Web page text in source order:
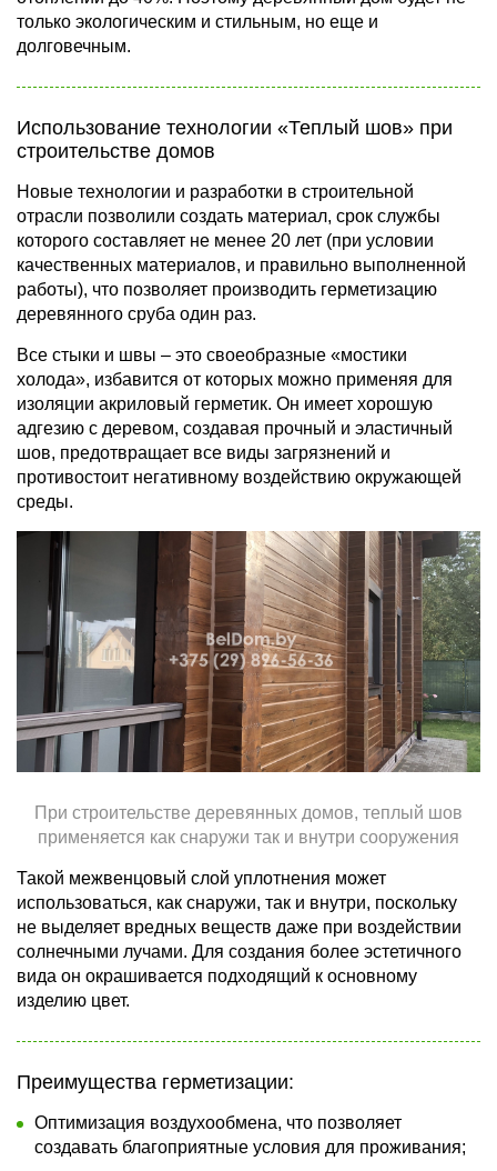
только экологическим и стильным, но еще и
долговечным.
Использование технологии «Теплый шов» при
строительстве домов
Новые технологии и разработки в строительной
отрасли позволили создать материал, срок службы
которого составляет не менее 20 лет (при условии
качественных материалов, и правильно выполненной
работы), что позволяет производить герметизацию
деревянного сруба один раз.
Все стыки и швы – это своеобразные «мостики
холода», избавится от которых можно применяя для
изоляции акриловый герметик. Он имеет хорошую
адгезию с деревом, создавая прочный и эластичный
шов, предотвращает все виды загрязнений и
противостоит негативному воздействию окружающей
среды.
При строительстве деревянных домов, теплый шов
применяется как снаружи так и внутри сооружения
Такой межвенцовый слой уплотнения может
использоваться, как снаружи, так и внутри, поскольку
не выделяет вредных веществ даже при воздействии
солнечными лучами. Для создания более эстетичного
вида он окрашивается подходящий к основному
изделию цвет.
Преимущества герметизации:
Оптимизация воздухообмена, что позволяет
создавать благоприятные условия для проживания;